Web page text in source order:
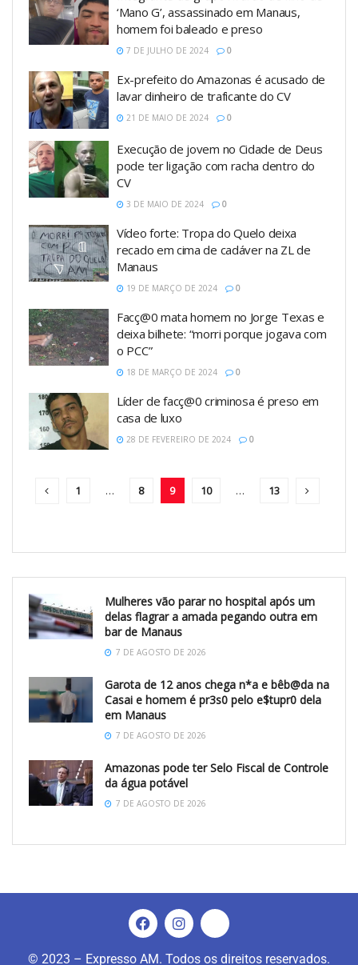
‘Mano G’, assassinado em Manaus,
homem foi baleado e preso
7 DE JULHO DE 2024 0
Ex-prefeito do Amazonas é acusado de
lavar dinheiro de traficante do CV
21 DE MAIO DE 2024 0
Execução de jovem no Cidade de Deus
pode ter ligação com racha dentro do
CV
3 DE MAIO DE 2024 0
Vídeo forte: Tropa do Quelo deixa
recado em cima de cadáver na ZL de
Manaus
19 DE MARÇO DE 2024 0
Facç@0 mata homem no Jorge Texas e
deixa bilhete: “morri porque jogava com
o PCC”
18 DE MARÇO DE 2024 0
Líder de facç@0 criminosa é preso em
casa de luxo
28 DE FEVEREIRO DE 2024 0
1 … 8 9 10 … 13
Mulheres vão parar no hospital após um
delas flagrar a amada pegando outra em
bar de Manaus
7 DE AGOSTO DE 2026
Garota de 12 anos chega n*a e bêb@da na
Casai e homem é pr3s0 pelo e$tupr0 dela
em Manaus
7 DE AGOSTO DE 2026
Amazonas pode ter Selo Fiscal de Controle
da água potável
7 DE AGOSTO DE 2026
© 2023 – Expresso AM. Todos os direitos reservados.